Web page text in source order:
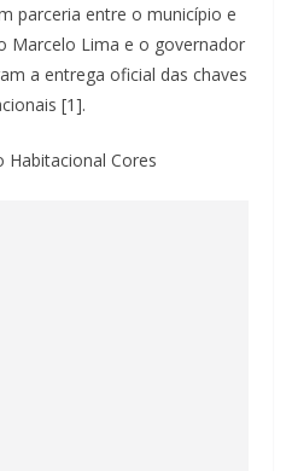
parceria entre o município e
Marcelo Lima e o governador
a entrega oficial das chaves
[1].
Cores